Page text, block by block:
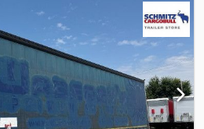
kg, DIN EN 12642 (kod XL)
Y): 13.620 mm x 2.480 mm x 2.780 mm.
alanı hacmi: 93 m³, 1. aks: , 2.
Arka alt koruma, Elektronik Fren
priz, Su sıçratmaz koruma
görünümünü web sitemizde
Bireysel finansman
ve telematik hizmetler